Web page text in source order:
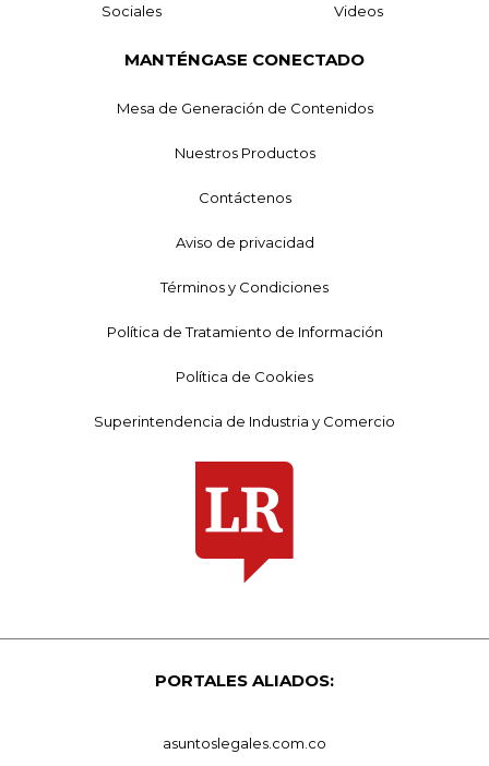
Sociales Videos
MANTÉNGASE CONECTADO
Mesa de Generación de Contenidos
Nuestros Productos
Contáctenos
Aviso de privacidad
Términos y Condiciones
Política de Tratamiento de Información
Política de Cookies
Superintendencia de Industria y Comercio
PORTALES ALIADOS:
asuntoslegales.com.co